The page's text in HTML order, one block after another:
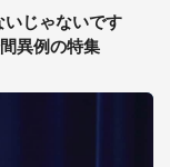
いじゃないです
異例の特集